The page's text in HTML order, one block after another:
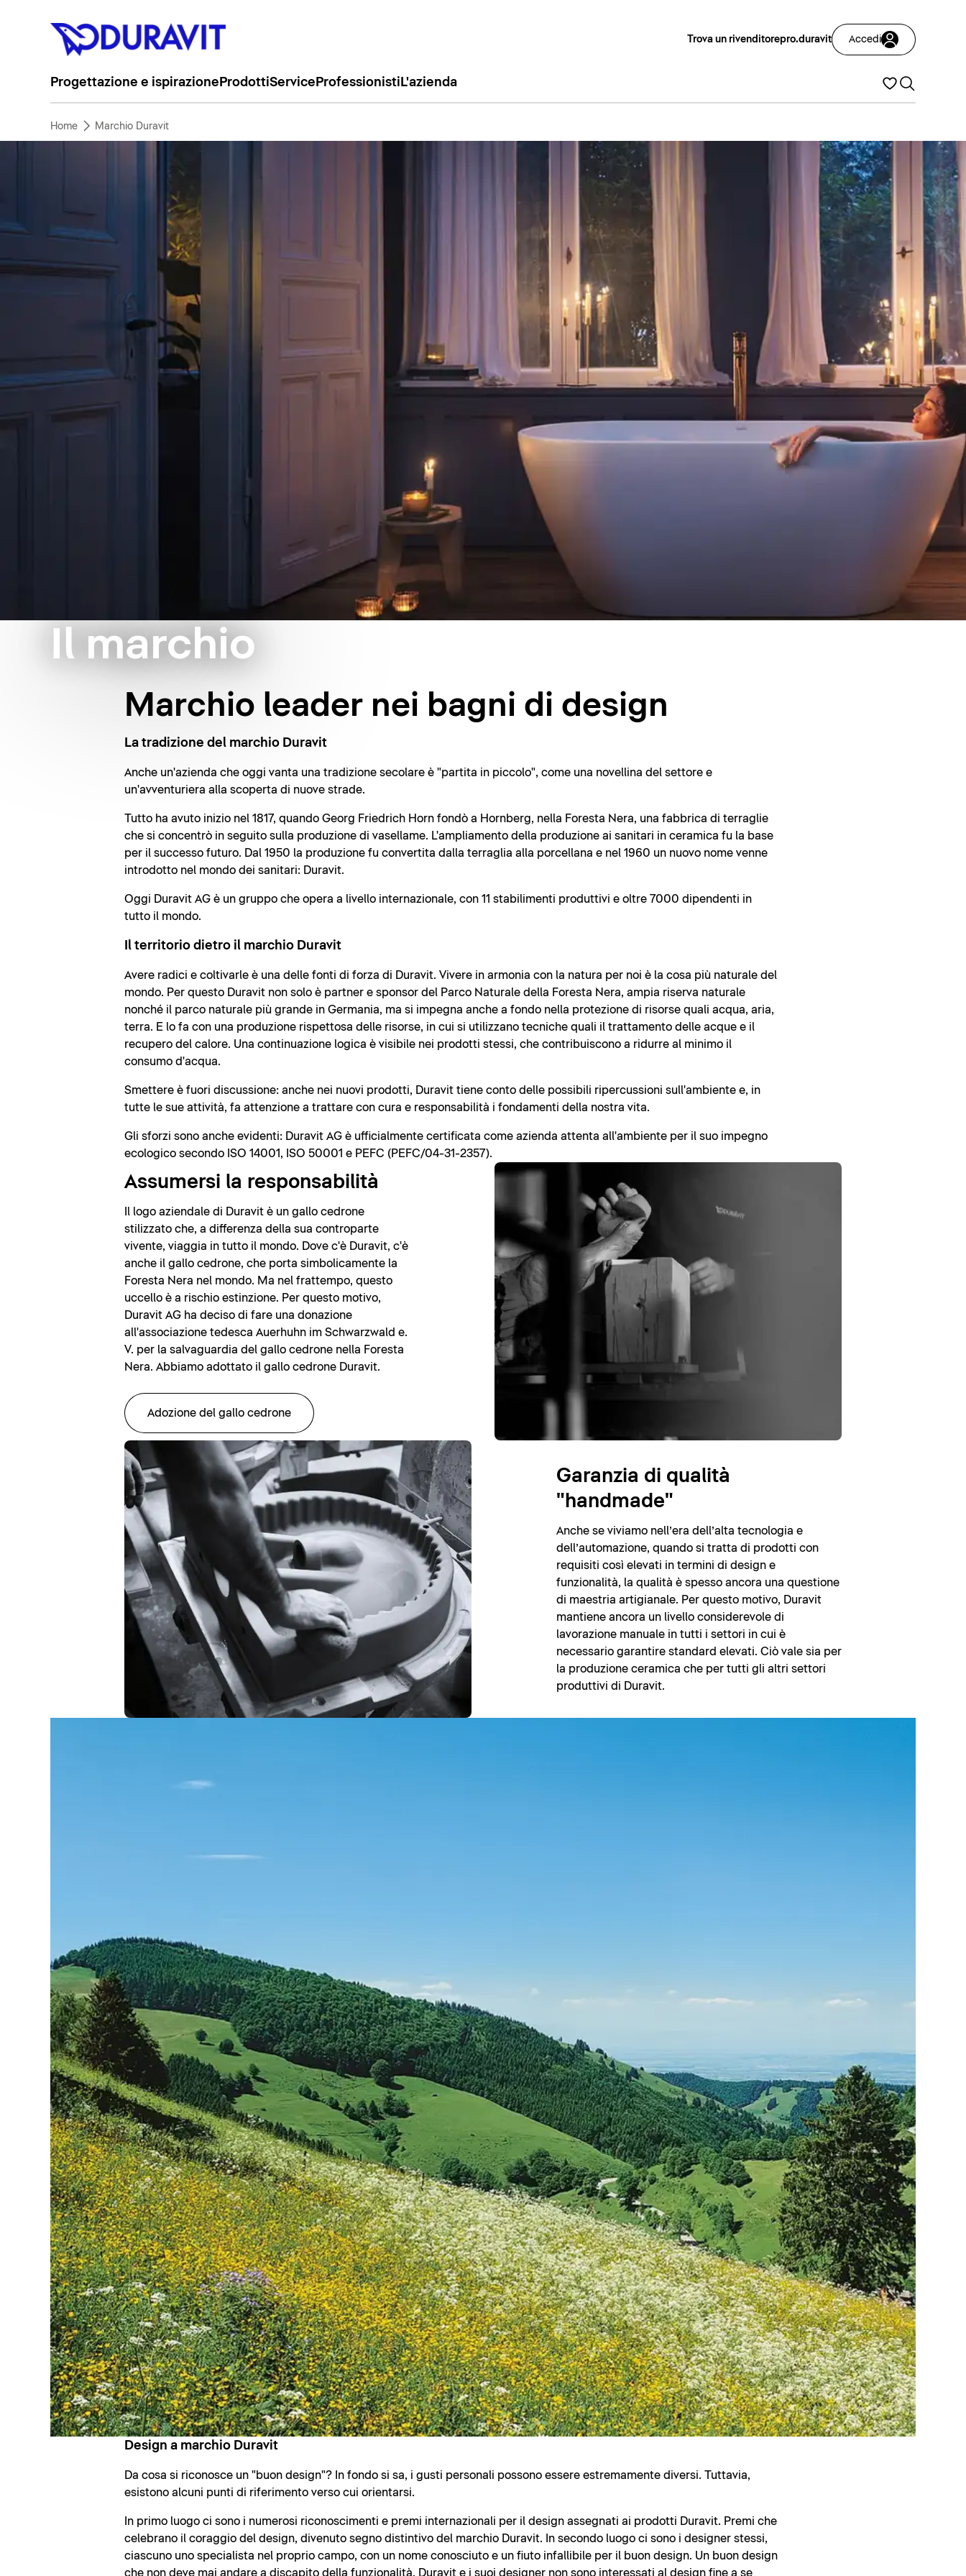
Trova un rivenditorepro.duravit Accedi
Progettazione e ispirazione ProdottiService Professionisti L'azienda
Home Marchio Duravit
Il marchio
Marchio leader nei bagni di design
La tradizione del marchio Duravit
Anche un'azienda che oggi vanta una tradizione secolare è "partita in piccolo", come una novellina del settore e
un'avventuriera alla scoperta di nuove strade.
Tutto ha avuto inizio nel 1817, quando Georg Friedrich Horn fondò a Hornberg, nella Foresta Nera, una fabbrica di terraglie
che si concentrò in seguito sulla produzione di vasellame. L'ampliamento della produzione ai sanitari in ceramica fu la base
per il successo futuro. Dal 1950 la produzione fu convertita dalla terraglia alla porcellana e nel 1960 un nuovo nome venne
introdotto nel mondo dei sanitari: Duravit.
Oggi Duravit AG è un gruppo che opera a livello internazionale, con 11 stabilimenti produttivi e oltre 7000 dipendenti in
tutto il mondo.
Il territorio dietro il marchio Duravit
Avere radici e coltivarle è una delle fonti di forza di Duravit. Vivere in armonia con la natura per noi è la cosa più naturale del
mondo. Per questo Duravit non solo è partner e sponsor del Parco Naturale della Foresta Nera, ampia riserva naturale
nonché il parco naturale più grande in Germania, ma si impegna anche a fondo nella protezione di risorse quali acqua, aria,
terra. E lo fa con una produzione rispettosa delle risorse, in cui si utilizzano tecniche quali il trattamento delle acque e il
recupero del calore. Una continuazione logica è visibile nei prodotti stessi, che contribuiscono a ridurre al minimo il
consumo d'acqua.
Smettere è fuori discussione: anche nei nuovi prodotti, Duravit tiene conto delle possibili ripercussioni sull'ambiente e, in
tutte le sue attività, fa attenzione a trattare con cura e responsabilità i fondamenti della nostra vita.
Gli sforzi sono anche evidenti: Duravit AG è ufficialmente certificata come azienda attenta all'ambiente per il suo impegno
ecologico secondo ISO 14001, ISO 50001 e PEFC (PEFC/04-31-2357).
Assumersi la responsabilità
Il logo aziendale di Duravit è un gallo cedrone
stilizzato che, a differenza della sua controparte
vivente, viaggia in tutto il mondo. Dove c'è Duravit, c'è
anche il gallo cedrone, che porta simbolicamente la
Foresta Nera nel mondo. Ma nel frattempo, questo
uccello è a rischio estinzione. Per questo motivo,
Duravit AG ha deciso di fare una donazione
all'associazione tedesca Auerhuhn im Schwarzwald e.
V. per la salvaguardia del gallo cedrone nella Foresta
Nera. Abbiamo adottato il gallo cedrone Duravit.
Adozione del gallo cedrone
Garanzia di qualità
"handmade"
Anche se viviamo nell’era dell’alta tecnologia e
dell’automazione, quando si tratta di prodotti con
requisiti così elevati in termini di design e
funzionalità, la qualità è spesso ancora una questione
di maestria artigianale. Per questo motivo, Duravit
mantiene ancora un livello considerevole di
lavorazione manuale in tutti i settori in cui è
necessario garantire standard elevati. Ciò vale sia per
la produzione ceramica che per tutti gli altri settori
produttivi di Duravit.
Design a marchio Duravit
Da cosa si riconosce un "buon design"? In fondo si sa, i gusti personali possono essere estremamente diversi. Tuttavia,
esistono alcuni punti di riferimento verso cui orientarsi.
In primo luogo ci sono i numerosi riconoscimenti e premi internazionali per il design assegnati ai prodotti Duravit. Premi che
celebrano il coraggio del design, divenuto segno distintivo del marchio Duravit. In secondo luogo ci sono i designer stessi,
ciascuno uno specialista nel proprio campo, con un nome conosciuto e un fiuto infallibile per il buon design. Un buon design
che non deve mai andare a discapito della funzionalità. Duravit e i suoi designer non sono interessati al design fine a se